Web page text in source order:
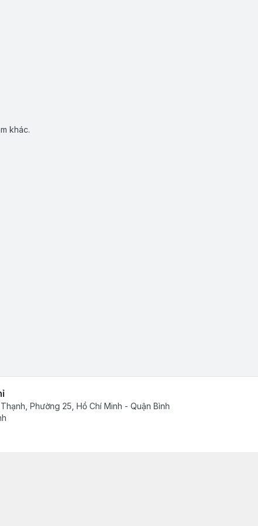
khác.
Phường 25, Hồ Chí Minh - Quận Bình